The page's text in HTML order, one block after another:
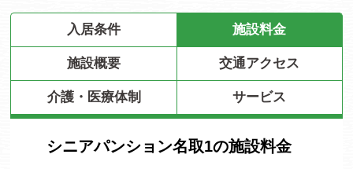
入居条件 施設料金
施設概要 交通アクセス
介護・医療体制 サービス
シニアパンション名取1の施設料金